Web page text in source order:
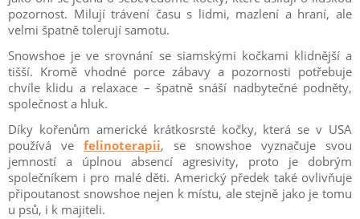
pozornost. Milují trávení času s lidmi, mazlení a hraní, ale
velmi špatně tolerují samotu.
Snowshoe je ve srovnání se siamskými kočkami klidnější a
tišší. Kromě vhodné porce zábavy a pozornosti potřebuje
chvíle klidu a relaxace – špatně snáší nadbytečné podněty,
společnost a hluk.
Díky kořenům americké krátkosrsté kočky, která se v USA
používá ve felinoterapii, se snowshoe vyznačuje svou
jemností a úplnou absencí agresivity, proto je dobrým
společníkem i pro malé děti. Americký předek také ovlivňuje
připoutanost snowshoe nejen k místu, ale stejně jako je tomu
u psů, i k majiteli.